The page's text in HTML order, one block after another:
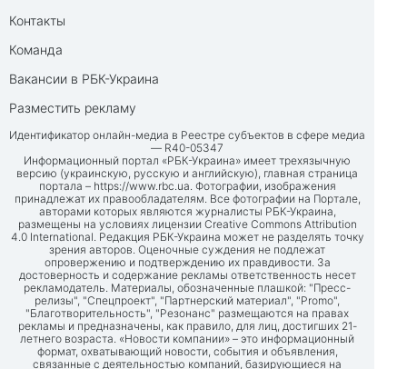
Контакты
Команда
Вакансии в РБК-Украина
Разместить рекламу
Идентификатор онлайн-медиа в Реестре субъектов в сфере медиа
— R40-05347
Информационный портал «РБК-Украина» имеет трехязычную
версию (украинскую, русскую и английскую), главная страница
портала – https://www.rbc.ua. Фотографии, изображения
принадлежат их правообладателям. Все фотографии на Портале,
авторами которых являются журналисты РБК-Украина,
размещены на условиях лицензии Creative Commons Attribution
4.0 International. Редакция РБК-Украина может не разделять точку
зрения авторов. Оценочные суждения не подлежат
опровержению и подтверждению их правдивости. За
достоверность и содержание рекламы ответственность несет
рекламодатель. Материалы, обозначенные плашкой: "Пресс-
релизы", "Спецпроект", "Партнерский материал", "Promo",
"Благотворительность", "Резонанс" размещаются на правах
рекламы и предназначены, как правило, для лиц, достигших 21-
летнего возраста. «Новости компании» – это информационный
формат, охватывающий новости, события и объявления,
связанные с деятельностью компаний, базирующиеся на